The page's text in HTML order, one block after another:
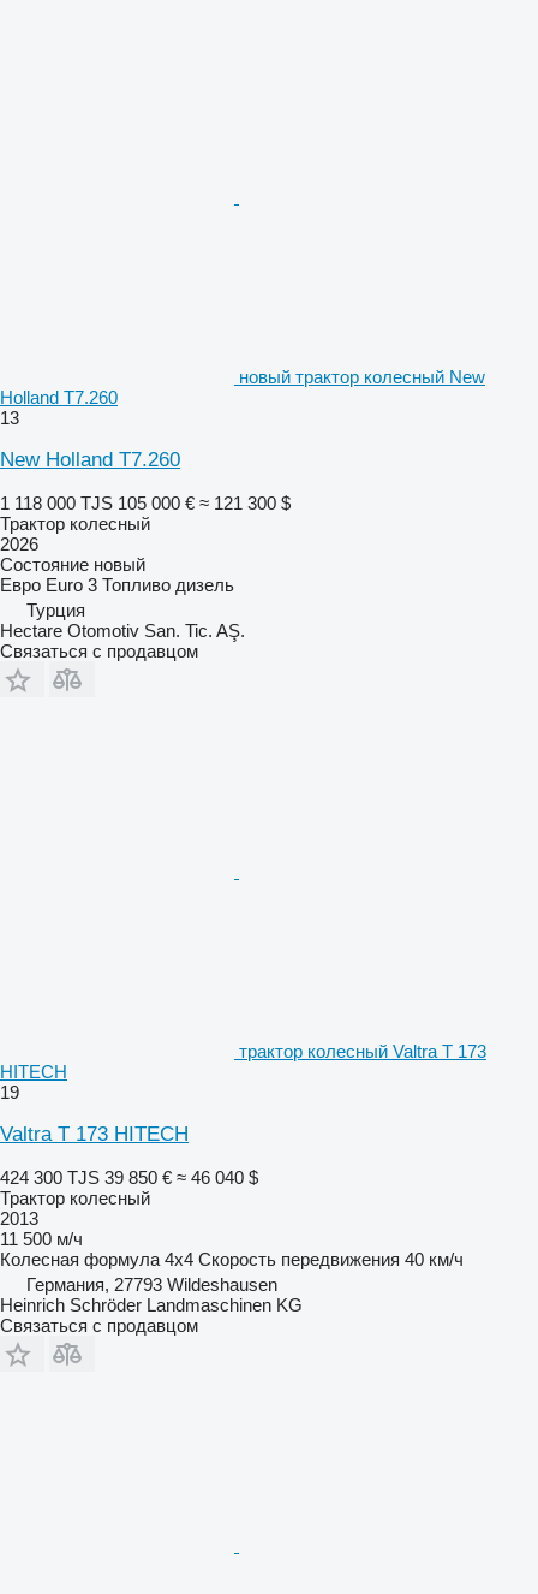
новый трактор колесный New
Holland T7.260
13
New Holland T7.260
1 118 000 TJS 105 000 € ≈ 121 300 $
Трактор колесный
2026
Состояние новый
Евро Euro 3 Топливо дизель
Турция
Hectare Otomotiv San. Tic. AŞ.
Связаться с продавцом
трактор колесный Valtra T 173
HITECH
19
Valtra T 173 HITECH
424 300 TJS 39 850 € ≈ 46 040 $
Трактор колесный
2013
11 500 м/ч
Колесная формула 4x4 Скорость передвижения 40 км/ч
Германия, 27793 Wildeshausen
Heinrich Schröder Landmaschinen KG
Связаться с продавцом